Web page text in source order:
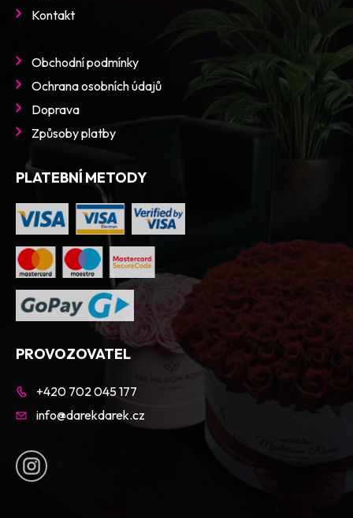
Kontakt
Obchodní podmínky
Ochrana osobních údajů
Doprava
Způsoby platby
PLATEBNÍ METODY
PROVOZOVATEL
+420 702 045 177
info@darekdarek.cz